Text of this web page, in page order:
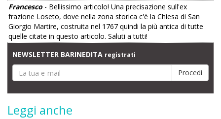
Francesco - Bellissimo articolo! Una precisazione sull'ex
frazione Loseto, dove nella zona storica c'è la Chiesa di San
Giorgio Martire, costruita nel 1767 quindi la più antica di tutte
quelle citate in questo articolo. Saluti a tutti!
NEWSLETTER BARINEDITA registrati
Leggi anche